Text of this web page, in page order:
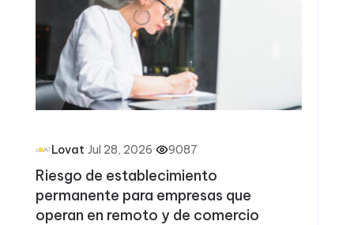
Lovat·Jul 28, 2026· 9087
Riesgo de establecimiento
permanente para empresas que
operan en remoto y de comercio